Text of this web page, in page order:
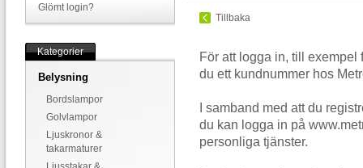
Glömt login?
Kategorier
Belysning
Bordslampor
Golvlampor
Ljuskronor &
takarmaturer
Tillbaka
För att logga in, till exempel
du ett kundnummer hos
I samband med att du
du kan logga in på
personliga tjänster.